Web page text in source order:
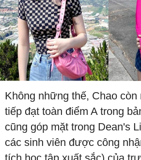
Không những thế, Chao còn
tiếp đạt toàn điểm A trong
cũng góp mặt trong Dean's
các sinh viên được công